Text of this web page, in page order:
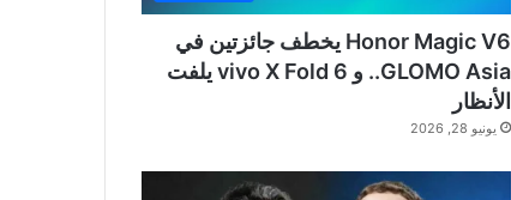
Honor Magic V6 يخطف جائزتين في
GLOMO Asia.. و vivo X Fold 6 يلفت
الأنظار
يونيو 28, 2026